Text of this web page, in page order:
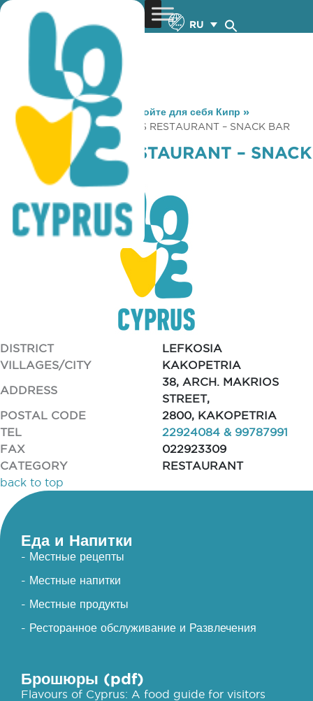
RU
You are here: Home »Откройте для себя Кипр »
Gastronomy
» OINOKOROS RESTAURANT – SNACK BAR
OINOKOROS RESTAURANT – SNACK
BAR
DISTRICT
LEFKOSIA
VILLAGES/CITY
KAKOPETRIA
ADDRESS
38, ARCH. MAKRIOS
STREET,
POSTAL CODE
2800, KAKOPETRIA
TEL
22924084 & 99787991
FAX
022923309
CATEGORY
RESTAURANT
back to top
Еда и Напитки
- Местные рецепты
- Местные напитки
- Местные продукты
- Ресторанное обслуживание и Развлечения
Брошюры (pdf)
Flavours of Cyprus: A food guide for visitors